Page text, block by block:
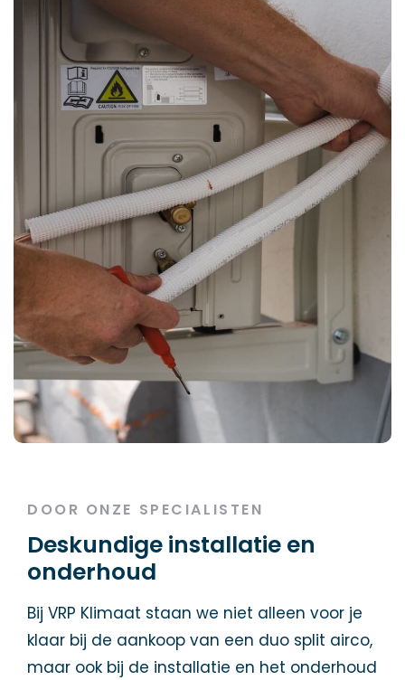
DOOR ONZE SPECIALISTEN
Deskundige installatie en
onderhoud
Bij VRP Klimaat staan we niet alleen voor je
klaar bij de aankoop van een duo split airco,
maar ook bij de installatie en het onderhoud